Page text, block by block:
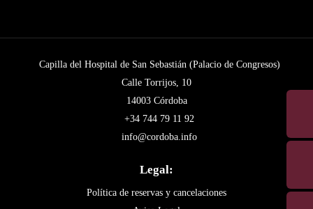
Capilla del Hospital de San Sebastián (Palacio de Congresos)
Calle Torrijos, 10
14003 Córdoba
+34 744 79 11 92
info@cordoba.info
Legal:
Política de reservas y cancelaciones